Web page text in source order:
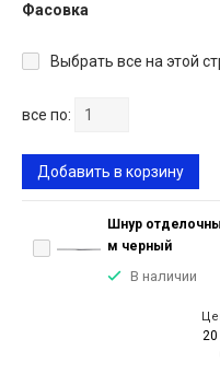
Фасовка
Выбрать все на этой
все по:
Добавить в корзину
Шнур
м черный
В наличии
20